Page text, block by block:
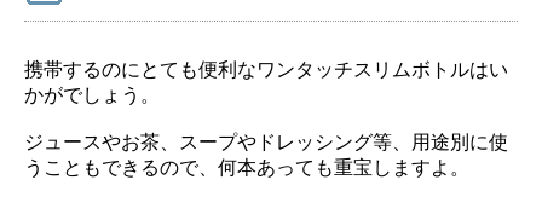
携帯するのにとても便利なワンタッチスリムボトルはい
かがでしょう。
ジュースやお茶、スープやドレッシング等、用途別に使
うこともできるので、何本あっても重宝しますよ。